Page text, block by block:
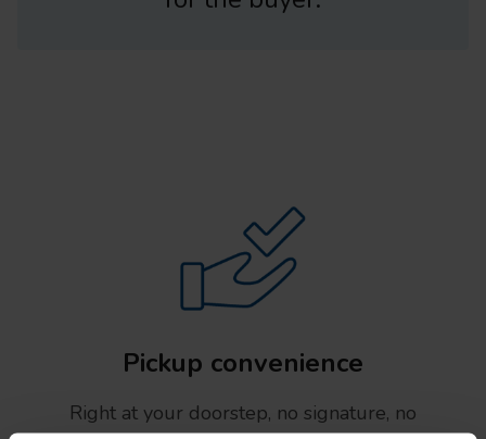
Pickup convenience
Right at your doorstep, no signature, no